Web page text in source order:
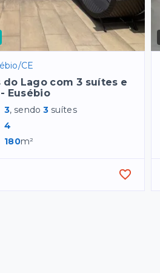
CE
do Lago com 3 suítes e
Eusébio
3, sendo3 suítes
4
180m²